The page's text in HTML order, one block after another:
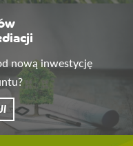
nową inwestycję